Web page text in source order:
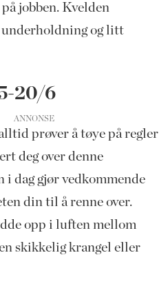
jobben. Kvelden
underholdning og litt
20/6
prøver å tøye på regler
deg over denne
i dag gjør vedkommende
din til å renne over.
opp i luften mellom
skikkelig krangel eller